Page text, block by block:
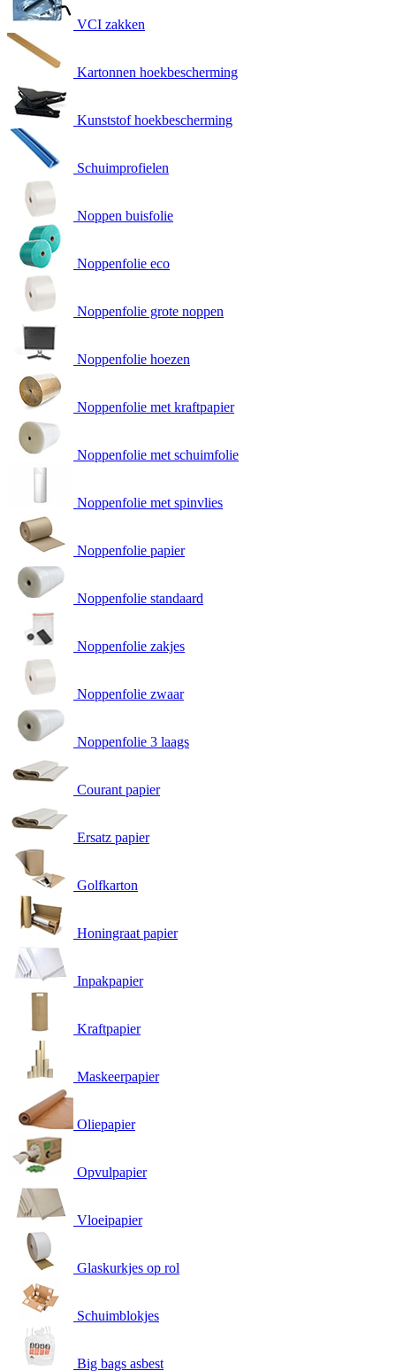
VCI zakken
Kartonnen hoekbescherming
Kunststof hoekbescherming
Schuimprofielen
Noppen buisfolie
Noppenfolie eco
Noppenfolie grote noppen
Noppenfolie hoezen
Noppenfolie met kraftpapier
Noppenfolie met schuimfolie
Noppenfolie met spinvlies
Noppenfolie papier
Noppenfolie standaard
Noppenfolie zakjes
Noppenfolie zwaar
Noppenfolie 3 laags
Courant papier
Ersatz papier
Golfkarton
Honingraat papier
Inpakpapier
Kraftpapier
Maskeerpapier
Oliepapier
Opvulpapier
Vloeipapier
Glaskurkjes op rol
Schuimblokjes
Big bags asbest